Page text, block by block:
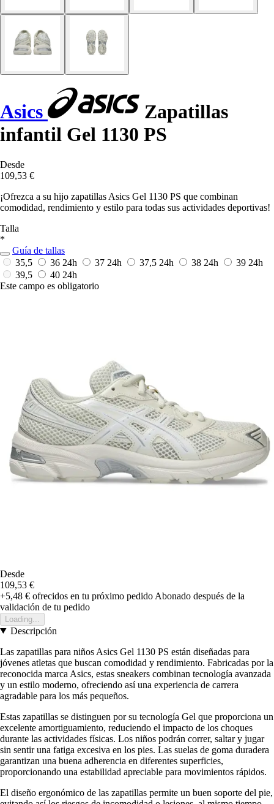
Asics
Zapatillas
infantil Gel 1130 PS
Desde
109,53 €
¡Ofrezca a su hijo zapatillas Asics Gel 1130 PS que combinan
comodidad, rendimiento y estilo para todas sus actividades deportivas!
Talla
*
Guía de tallas
35,5
36 24h 37 24h 37,5 24h 38 24h 39 24h
39,5
40 24h
Este campo es obligatorio
Desde
109,53 €
+5,48 € ofrecidos en tu próximo pedido Abonado después de la
validación de tu pedido
Loading...
Descripción
Las zapatillas para niños Asics Gel 1130 PS están diseñadas para
jóvenes atletas que buscan comodidad y rendimiento. Fabricadas por la
reconocida marca Asics, estas sneakers combinan tecnología avanzada
y un estilo moderno, ofreciendo así una experiencia de carrera
agradable para los más pequeños.
Estas zapatillas se distinguen por su tecnología Gel que proporciona un
excelente amortiguamiento, reduciendo el impacto de los choques
durante las actividades físicas. Los niños podrán correr, saltar y jugar
sin sentir una fatiga excesiva en los pies. Las suelas de goma duradera
garantizan una buena adherencia en diferentes superficies,
proporcionando una estabilidad apreciable para movimientos rápidos.
El diseño ergonómico de las zapatillas permite un buen soporte del pie,